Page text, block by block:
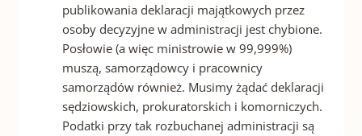
publikowania deklaracji majątkowych przez
osoby decyzyjne w administracji jest chybione.
Posłowie (a więc ministrowie w 99,999%)
muszą, samorządowcy i pracownicy
samorządów również. Musimy żądać deklaracji
sędziowskich, prokuratorskich i komorniczych.
Podatki przy tak rozbuchanej administracji są